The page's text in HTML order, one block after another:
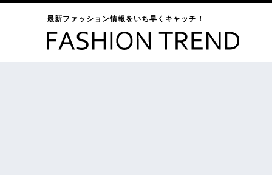
最新ファッション情報をいち早くキャッチ！